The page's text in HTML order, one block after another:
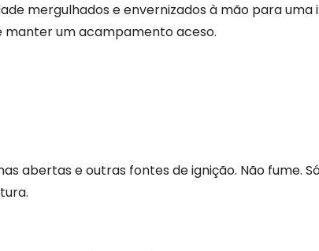
mergulhados e envernizados à mão para uma
manter um acampamento aceso.
abertas e outras fontes de ignição. Não fume.